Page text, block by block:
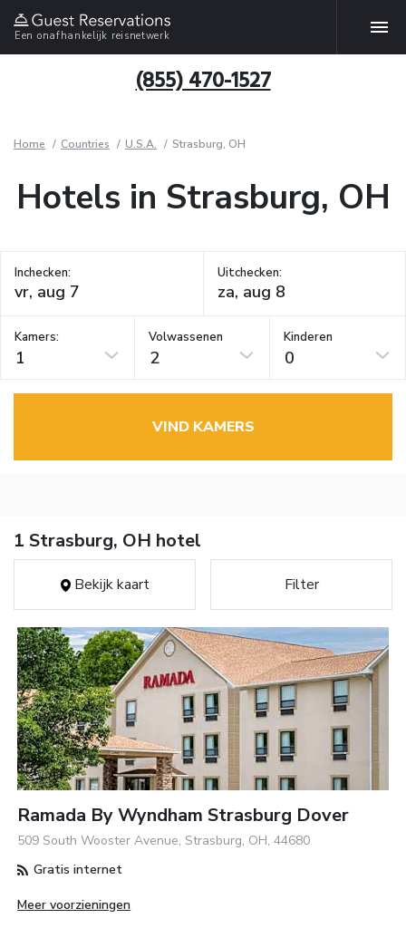
Een onafhankelijk reisnetwerk
(855) 470-1527
Home Countries U.S.A. Strasburg, OH
Hotels in Strasburg, OH
Inchecken: Uitchecken:
Kamers:
1
Volwassenen
2
Kinderen
0
VIND KAMERS
1 Strasburg, OH hotel
Bekijk kaart Filter
Ramada By Wyndham Strasburg Dover
509 South Wooster Avenue, Strasburg, OH, 44680
Gratis internet
Meer voorzieningen